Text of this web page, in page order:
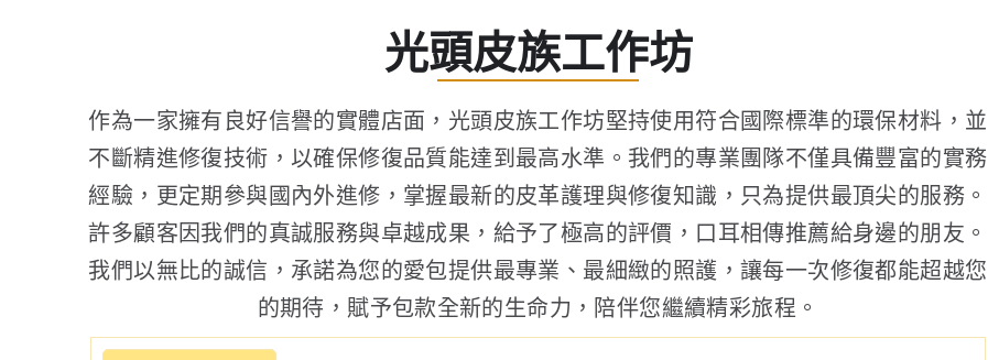
光頭皮族工作坊
作為一家擁有良好信譽的實體店面，光頭皮族工作坊堅持使用符合國際標準的環保材料，並
不斷精進修復技術，以確保修復品質能達到最高水準。我們的專業團隊不僅具備豐富的實務
經驗，更定期參與國內外進修，掌握最新的皮革護理與修復知識，只為提供最頂尖的服務。
許多顧客因我們的真誠服務與卓越成果，給予了極高的評價，口耳相傳推薦給身邊的朋友。
我們以無比的誠信，承諾為您的愛包提供最專業、最細緻的照護，讓每一次修復都能超越您
的期待，賦予包款全新的生命力，陪伴您繼續精彩旅程。